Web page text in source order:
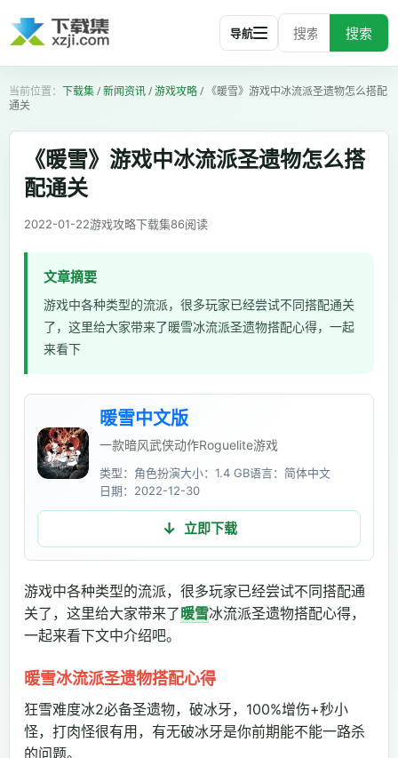
搜索
导航
下载集/新闻资讯/游戏攻略/ 《暖雪》游戏中冰流派圣遗物怎么搭配
通关
《暖雪》游戏中冰流派圣遗物怎么搭
配通关
2022-01-22游戏攻略下载集86阅读
文章摘要
游戏中各种类型的流派，很多玩家已经尝试不同搭配通关
了，这里给大家带来了暖雪冰流派圣遗物搭配心得，一起
来看下
暖雪中文版
一款暗风武侠动作Roguelite游戏
类型：角色扮演大小：1.4 GB语言：简体中文
日期：2022-12-30
立即下载
游戏中各种类型的流派，很多玩家已经尝试不同搭配通
关了，这里给大家带来了暖雪冰流派圣遗物搭配心得，
一起来看下文中介绍吧。
暖雪冰流派圣遗物搭配心得
狂雪难度冰2必备圣遗物，破冰牙，100%增伤+秒小
怪，打肉怪很有用，有无破冰牙是你前期能不能一路杀
的问题。